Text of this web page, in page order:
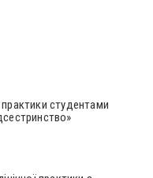
студентами